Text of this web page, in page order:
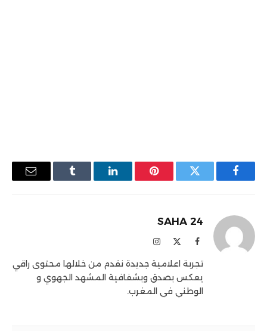
فيسبوك تويتر بينتيريستلينكدإن Tumblr
البريد
SAHA 24
فيسبوك الانستغرام
تجربة اعلامية جديدة نقدم من خلالها محتوى راقي
يعكس بصدق وبشفافية المشهد الجهوي و
الوطني في المغرب.